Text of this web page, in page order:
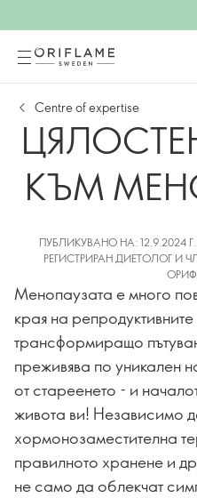
Centre of expertise
КЪМ
ПУБЛИКУВАНО НА: 12.9.2024 Г.
РЕГИСТРИРАН ДИЕТОЛОГ И
Менопаузата е много
края на
трансформиращо
преживява по уникален
от стареенето - и
живота ви! Независимо
хормонозаместителна
правилното хранене и
не само да облекчат